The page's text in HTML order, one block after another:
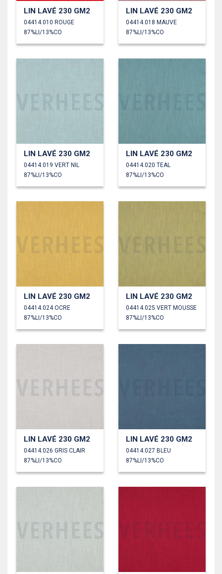
LIN LAVÉ 230 GM2
04414.010 ROUGE
87%LI/13%CO
LIN LAVÉ 230 GM2
04414.018 MAUVE
87%LI/13%CO
LIN LAVÉ 230 GM2
04414.019 VERT NIL
87%LI/13%CO
LIN LAVÉ 230 GM2
04414.020 TEAL
87%LI/13%CO
LIN LAVÉ 230 GM2
04414.024 OCRE
87%LI/13%CO
LIN LAVÉ 230 GM2
04414.025 VERT MOUSSE
87%LI/13%CO
LIN LAVÉ 230 GM2
04414.026 GRIS CLAIR
87%LI/13%CO
LIN LAVÉ 230 GM2
04414.027 BLEU
87%LI/13%CO